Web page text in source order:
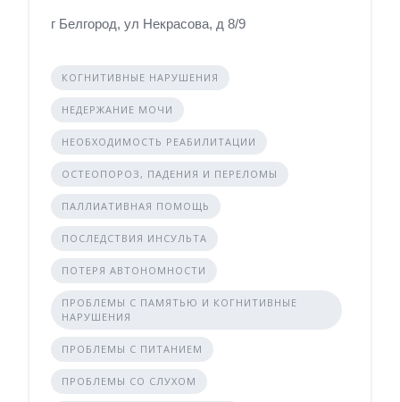
г Белгород, ул Некрасова, д 8/9
КОГНИТИВНЫЕ НАРУШЕНИЯ
НЕДЕРЖАНИЕ МОЧИ
НЕОБХОДИМОСТЬ РЕАБИЛИТАЦИИ
ОСТЕОПОРОЗ, ПАДЕНИЯ И ПЕРЕЛОМЫ
ПАЛЛИАТИВНАЯ ПОМОЩЬ
ПОСЛЕДСТВИЯ ИНСУЛЬТА
ПОТЕРЯ АВТОНОМНОСТИ
ПРОБЛЕМЫ С ПАМЯТЬЮ И КОГНИТИВНЫЕ
НАРУШЕНИЯ
ПРОБЛЕМЫ С ПИТАНИЕМ
ПРОБЛЕМЫ СО СЛУХОМ